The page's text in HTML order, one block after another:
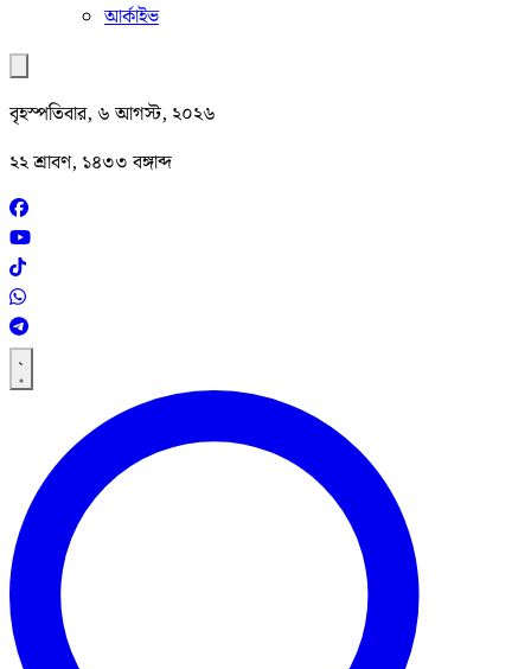
আর্কাইভ
বৃহস্পতিবার, ৬ আগস্ট, ২০২৬
২২ শ্রাবণ, ১৪৩৩ বঙ্গাব্দ